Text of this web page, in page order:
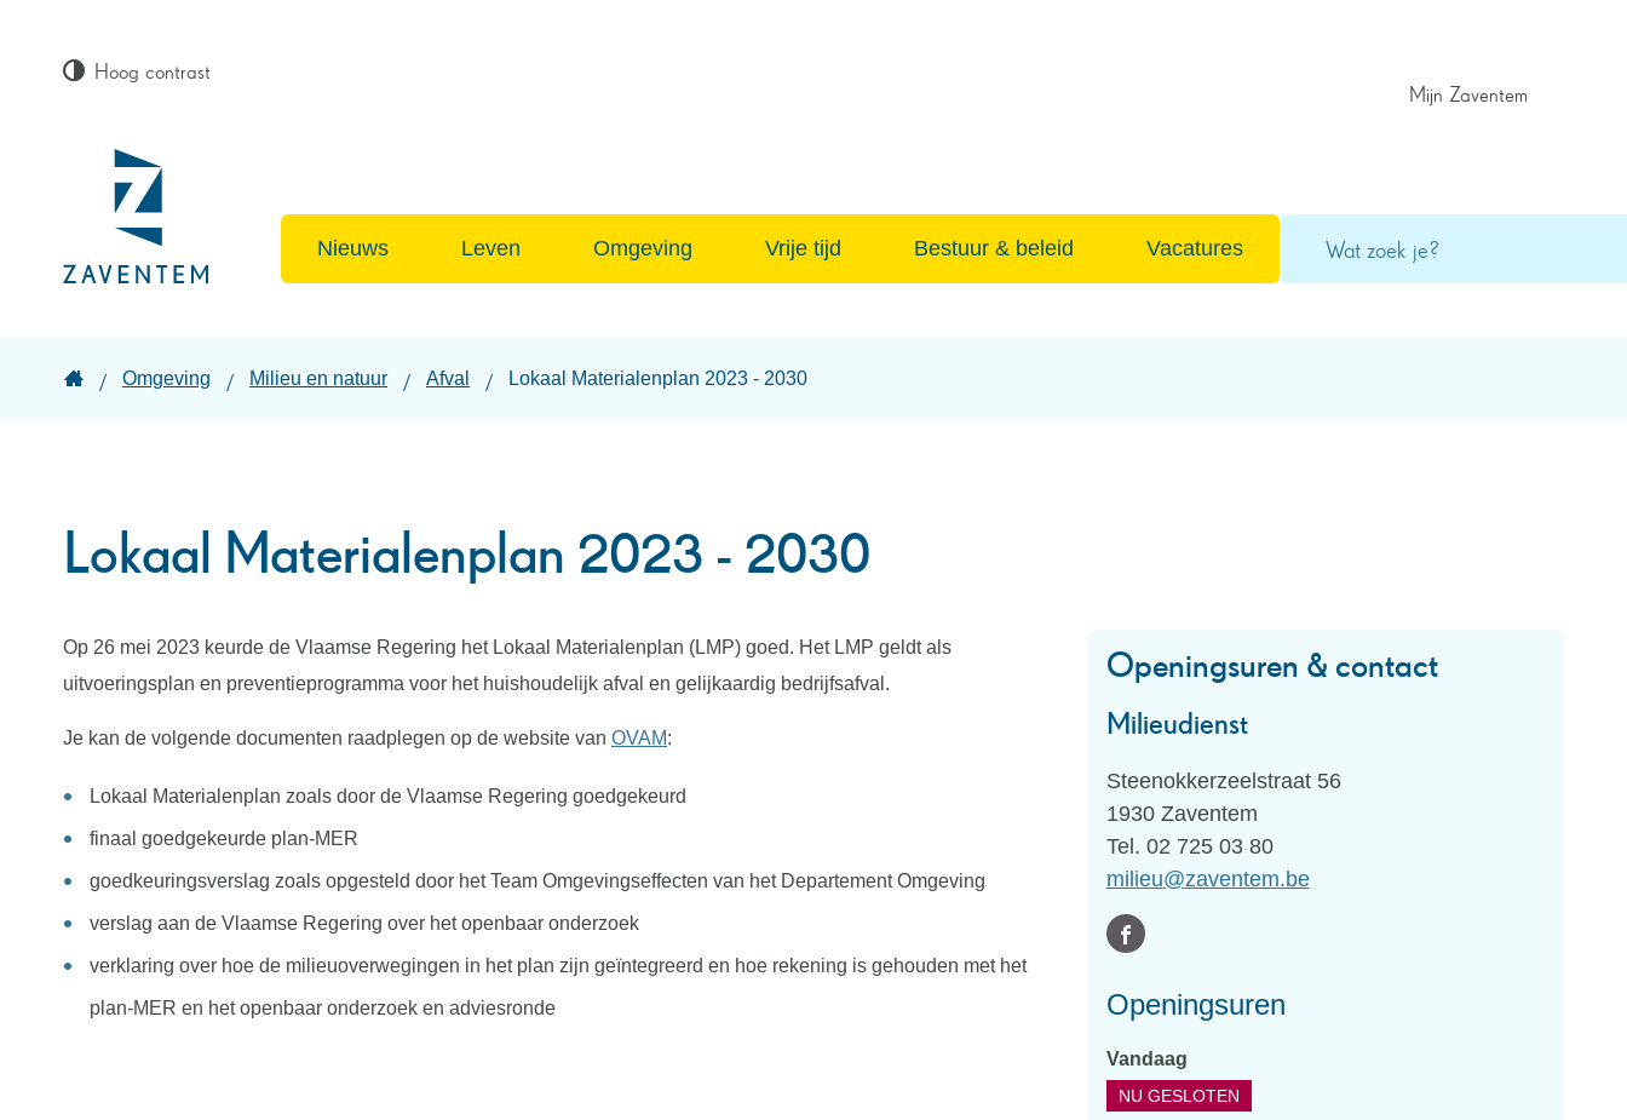
Lokaal
bestuur
Zaventem
Hoog contrast
Mijn Zaventem
Nieuws Leven Omgeving Vrije tijd Bestuur & beleid Vacatures
Startpagina
Omgeving Milieu en natuur Afval Lokaal Materialenplan 2023 - 2030
Lokaal Materialenplan 2023 - 2030
Op 26 mei 2023 keurde de Vlaamse Regering het Lokaal Materialenplan (LMP) goed. Het LMP geldt als
uitvoeringsplan en preventieprogramma voor het huishoudelijk afval en gelijkaardig bedrijfsafval.
Je kan de volgende documenten raadplegen op de website van OVAM:
Lokaal Materialenplan zoals door de Vlaamse Regering goedgekeurd
finaal goedgekeurde plan-MER
goedkeuringsverslag zoals opgesteld door het Team Omgevingseffecten van het Departement Omgeving
verslag aan de Vlaamse Regering over het openbaar onderzoek
verklaring over hoe de milieuoverwegingen in het plan zijn geïntegreerd en hoe rekening is gehouden met het
plan-MER en het openbaar onderzoek en adviesronde
Openingsuren & contact
Milieudienst
Adres
Steenokkerzeelstraat 56
,1930 Zaventem
Tel. 02 725 03 80
E-
mail
milieu@zaventem.be
Volg
op
Facebook
Openingsuren
Vandaag
NU GESLOTEN